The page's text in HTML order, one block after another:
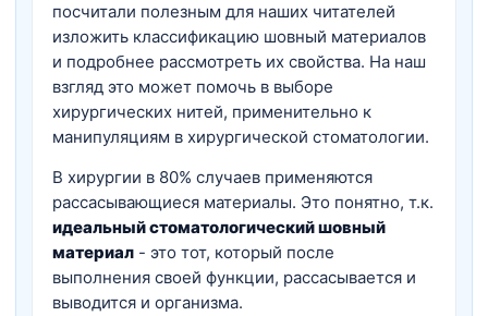
посчитали полезным для наших читателей
изложить классификацию шовный материалов
и подробнее рассмотреть их свойства. На наш
взгляд это может помочь в выборе
хирургических нитей, применительно к
манипуляциям в хирургической стоматологии.
В хирургии в 80% случаев применяются
рассасывающиеся материалы. Это понятно, т.к.
идеальный стоматологический шовный
материал - это тот, который после
выполнения своей функции, рассасывается и
выводится и организма.